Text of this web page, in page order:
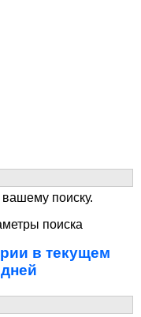
поиску.
поиска
в текущем